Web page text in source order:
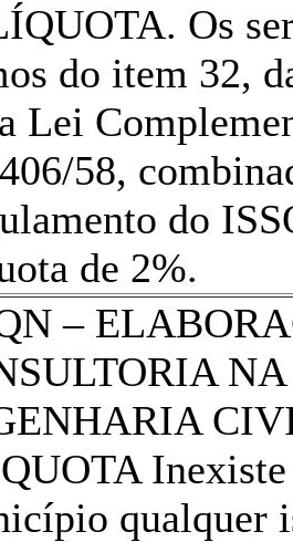
Os
do item 32,
Lei
58,
do
de 2%.
–
Inexiste
qualquer